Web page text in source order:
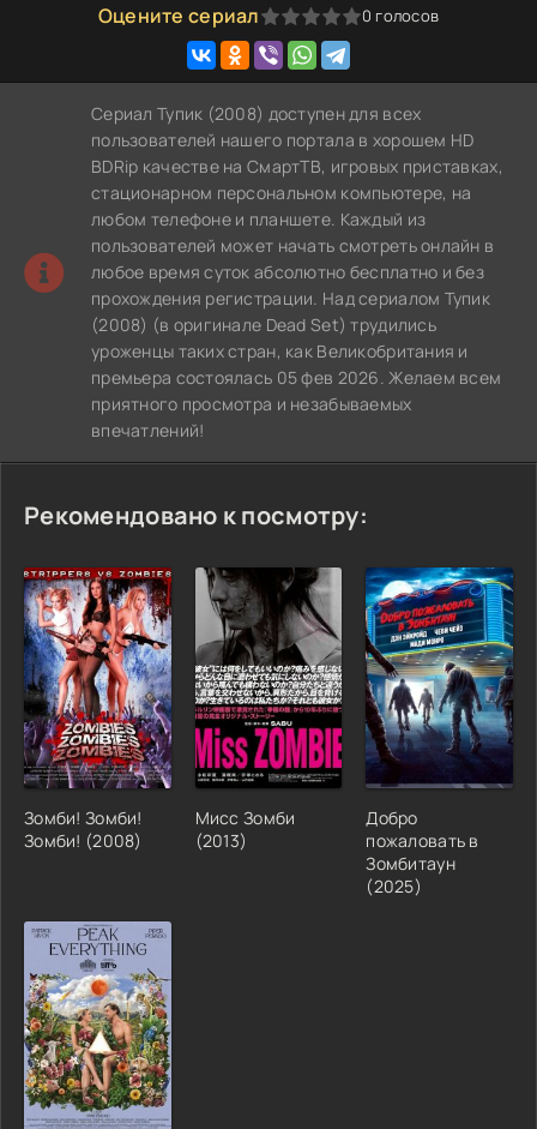
Оцените сериал
1 2 3 4 5 0 голосов
Сериал Тупик (2008) доступен для всех
пользователей нашего портала в хорошем HD
BDRip качестве на СмартТВ, игровых приставках,
стационарном персональном компьютере, на
любом телефоне и планшете. Каждый из
пользователей может начать смотреть онлайн в
любое время суток абсолютно бесплатно и без
прохождения регистрации. Над сериалом Тупик
(2008) (в оригинале Dead Set) трудились
уроженцы таких стран, как Великобритания и
премьера состоялась 05 фев 2026. Желаем всем
приятного просмотра и незабываемых
впечатлений!
Рекомендовано к посмотру:
Зомби! Зомби!
Зомби! (2008)
Мисс Зомби
(2013)
Добро
пожаловать в
Зомбитаун
(2025)